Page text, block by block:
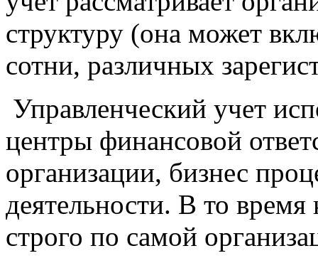
структуру (она может
сотни, различных
Управленческий учет
центры финансовой
организации, бизнес
деятельности. В то время
строго по самой